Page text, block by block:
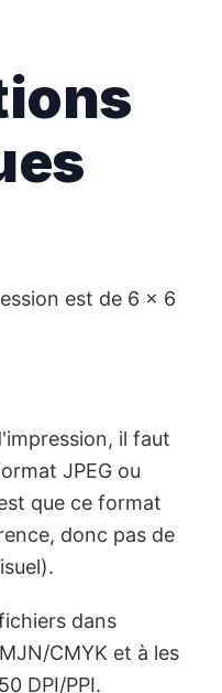
est de 6 x 6
il faut
JPEG ou
que ce format
donc pas de
dans
CMYK et à les
DPI/PPI.